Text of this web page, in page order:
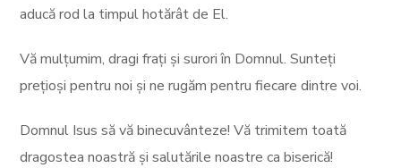
aducă rod la timpul hotărât de El.
Vă mulțumim, dragi frați și surori în Domnul. Sunteți
prețioși pentru noi și ne rugăm pentru fiecare dintre voi.
Domnul Isus să vă binecuvânteze! Vă trimitem toată
dragostea noastră și salutările noastre ca biserică!